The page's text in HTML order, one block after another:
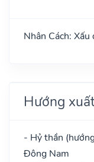
Nhân Cách:
Hướng
- Hỷ thần
Đông Nam